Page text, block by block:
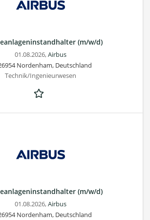
(m/w/d)
01.08.2026,Airbus
Nordenham, Deutschland
Technik/Ingenieurwesen
(m/w/d)
01.08.2026,Airbus
Nordenham, Deutschland